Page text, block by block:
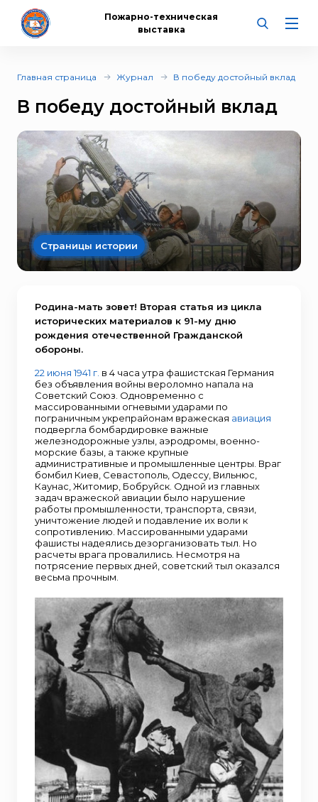
Пожарно-техническая
выставка
Главная страница Журнал В победу достойный вклад
В победу достойный вклад
Страницы истории
Родина-мать зовет! Вторая статья из цикла
исторических материалов к 91-му дню
рождения отечественной Гражданской
обороны.
22 июня 1941 г. в 4 часа утра фашистская Германия
без объявления войны вероломно напала на
Советский Союз. Одновременно с
массированными огневыми ударами по
пограничным укрепрайонам вражеская авиация
подвергла бомбардировке важные
железнодорожные узлы, аэродромы, военно-
морские базы, а также крупные
административные и промышленные центры. Враг
бомбил Киев, Севастополь, Одессу, Вильнюс,
Каунас, Житомир, Бобруйск. Одной из главных
задач вражеской авиации было нарушение
работы промышленности, транспорта, связи,
уничтожение людей и подавление их воли к
сопротивлению. Массированными ударами
фашисты надеялись дезорганизовать тыл. Но
расчеты врага провалились. Несмотря на
потрясение первых дней, советский тыл оказался
весьма прочным.